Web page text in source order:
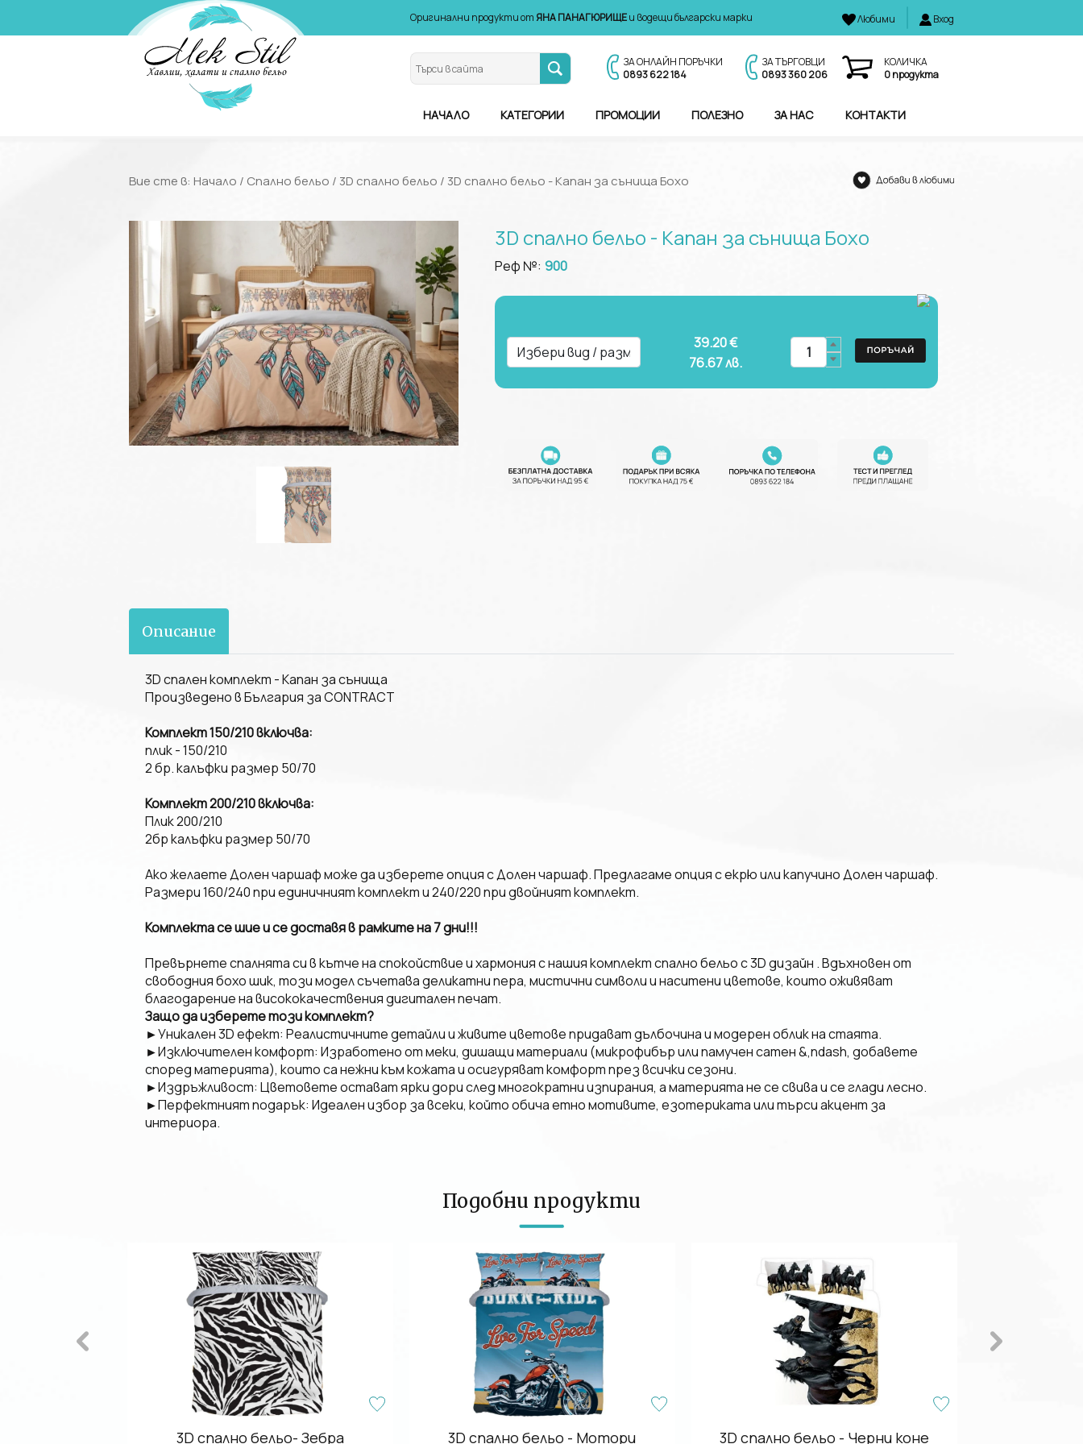
Оригинални продукти от ЯНА ПАНАГЮРИЩЕи водещи български марки Любими Вход
ЗА ОНЛАЙН ПОРЪЧКИ
0893 622 184
ЗА ТЪРГОВЦИ
0893 360 206
КОЛИЧКА
0продукта
НАЧАЛО КАТЕГОРИИ ПРОМОЦИИ ПОЛЕЗНО ЗА НАС КОНТАКТИ
Вие сте в: Начало / Спално бельо / 3D спално бельо / 3D спално бельо - Капан за сънища Бохо
3D спално бельо - Капан за сънища Бохо
Реф №: 900
39.20 €
76.67лв.
Описание
3D спален комплект - Капан за сънища
Произведено в България за CONTRACT
Комплект 150/210 включва:
плик - 150/210
2 бр. калъфки размер 50/70
Комплект 200/210 включва:
Плик 200/210
2бр калъфки размер 50/70
Ако желаете Долен чаршаф може да изберете опция с Долен чаршаф. Предлагаме опция с екрю или капучино Долен чаршаф.
Размери 160/240 при единичният комплект и 240/220 при двойният комплект.
Комплекта се шие и се доставя в рамките на 7 дни!!!
​Превърнете спалнята си в кътче на спокойствие и хармония с нашия комплект спално бельо с 3D дизайн . Вдъхновен от
свободния бохо шик, този модел съчетава деликатни пера, мистични символи и наситени цветове, които оживяват
благодарение на висококачествения дигитален печат.
Защо да изберете този комплект?
►​Уникален 3D ефект: Реалистичните детайли и живите цветове придават дълбочина и модерен облик на стаята.
►​Изключителен комфорт: Изработено от меки, дишащи материали (микрофибър или памучен сатен &,ndash, добавете
според материята), които са нежни към кожата и осигуряват комфорт през всички сезони.
►​Издръжливост: Цветовете остават ярки дори след многократни изпирания, а материята не се свива и се глади лесно.
​►Перфектният подарък: Идеален избор за всеки, който обича етно мотивите, езотериката или търси акцент за
интериора.
Подобни продукти
3D спално бельо- Зебра
3D спално бельо - Мотори
3D спално бельо - Черни коне